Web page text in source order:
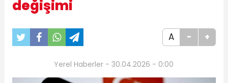
değişimi
A - +
Yerel Haberler - 30.04.2026 - 0:00